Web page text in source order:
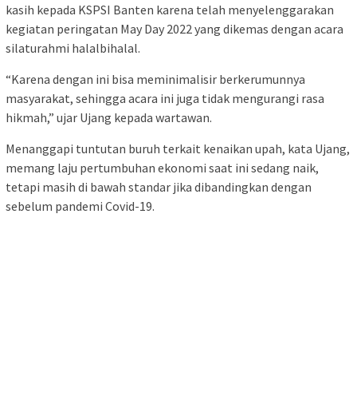
kasih kepada KSPSI Banten karena telah menyelenggarakan
kegiatan peringatan May Day 2022 yang dikemas dengan acara
silaturahmi halalbihalal.
“Karena dengan ini bisa meminimalisir berkerumunnya
masyarakat, sehingga acara ini juga tidak mengurangi rasa
hikmah,” ujar Ujang kepada wartawan.
Menanggapi tuntutan buruh terkait kenaikan upah, kata Ujang,
memang laju pertumbuhan ekonomi saat ini sedang naik,
tetapi masih di bawah standar jika dibandingkan dengan
sebelum pandemi Covid-19.